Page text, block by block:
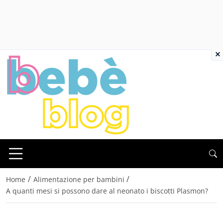
Home / Alimentazione per bambini /
A quanti mesi si possono dare al neonato i biscotti Plasmon?
×